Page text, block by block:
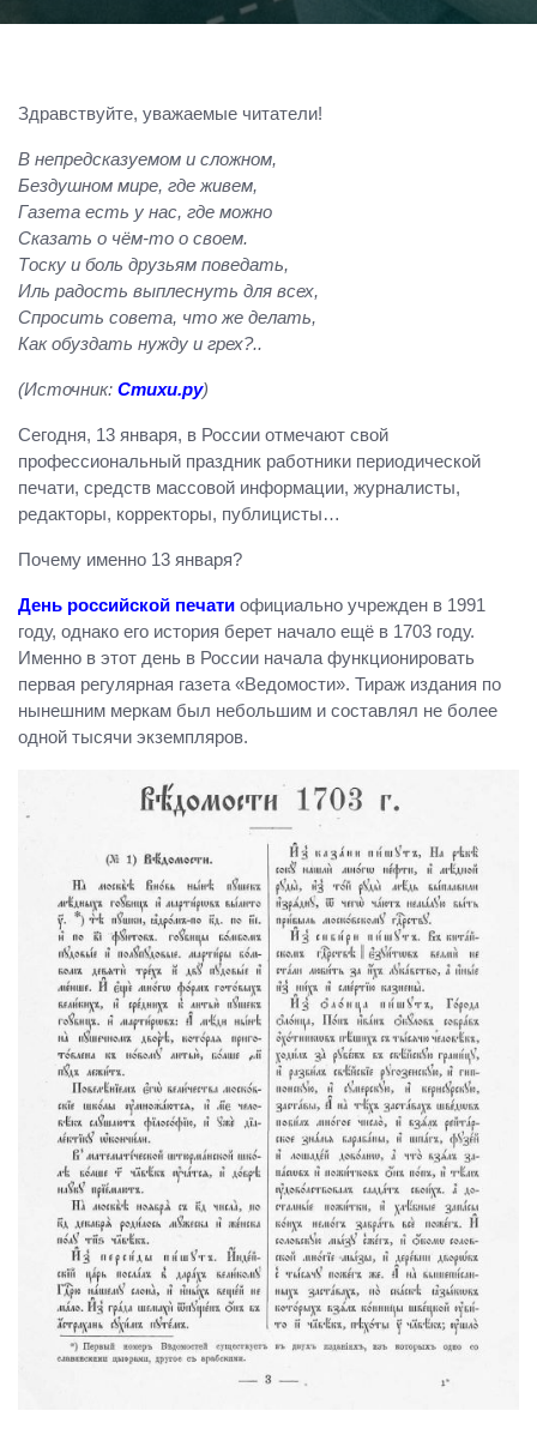
Здравствуйте, уважаемые читатели!
В непредсказуемом и сложном,
Бездушном мире, где живем,
Газета есть у нас, где можно
Сказать о чём-то о своем.
Тоску и боль друзьям поведать,
Иль радость выплеснуть для всех,
Спросить совета, что же делать,
Как обуздать нужду и грех?..
(Источник: Стихи.ру)
Сегодня, 13 января, в России отмечают свой
профессиональный праздник работники периодической
печати, средств массовой информации, журналисты,
редакторы, корректоры, публицисты…
Почему именно 13 января?
День российской печати официально учрежден в 1991
году, однако его история берет начало ещё в 1703 году.
Именно в этот день в России начала функционировать
первая регулярная газета «Ведомости». Тираж издания по
нынешним меркам был небольшим и составлял не более
одной тысячи экземпляров.